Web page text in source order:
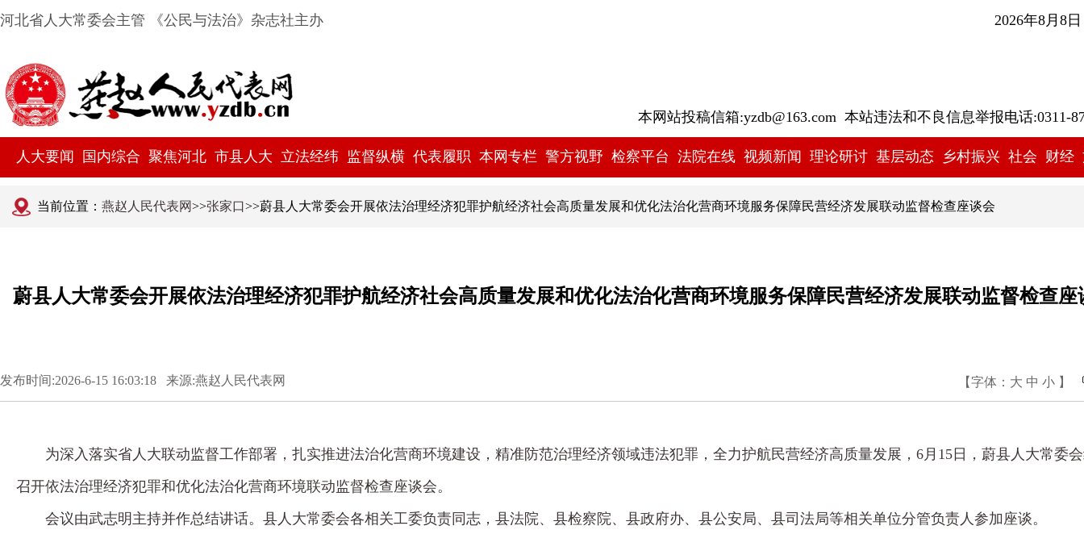
河北省人大常委会主管 《公民与法治》杂志社主办 2026年8月8
本网站投稿信箱:yzdb@163.com 本站违法和不良信息举报电话:0311-
人大要闻 国内综合 聚焦河北 市县人大 立法经纬 监督纵横 代表履职 本网专栏 警方视野 检察平台 法院在线 视频新闻 理论研讨 基层动态 乡村振兴 社会 财经
当前位置： 燕赵人民代表网>>张家口>>蔚县人大常委会开展依法治理经济犯罪护航经济社会高质量发展和优化法治化营商环境服务保障民营经济发展联动监督检查座谈会
蔚县人大常委会开展依法治理经济犯罪护航经济社会高质量发展和优化法治化营商环境服务保障民营经济发展联动监督检查座
发布时间:2026-6-15 16:03:18 来源:燕赵人民代表网 【字体： 大 中 小 】
为深入落实省人大联动监督工作部署，扎实推进法治化营商环境建设，精准防范治理经济领域违法犯罪，全力护航民营经济高质量发展，6月15日，蔚县人大常委
召开依法治理经济犯罪和优化法治化营商环境联动监督检查座谈会。
会议由武志明主持并作总结讲话。县人大常委会各相关工委负责同志，县法院、县检察院、县政府办、县公安局、县司法局等相关单位分管负责人参加座谈。